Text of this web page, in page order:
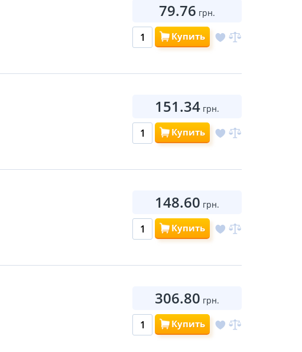
79.76 грн.
Купить
151.34 грн.
Купить
148.60 грн.
Купить
306.80 грн.
Купить